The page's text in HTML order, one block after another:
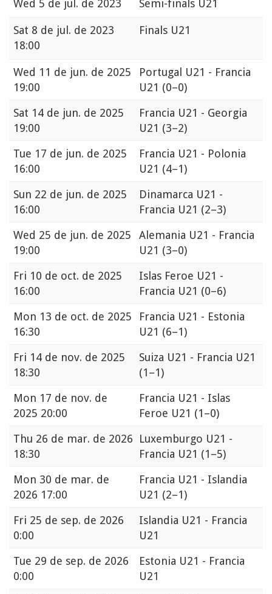
Wed 5 de jul. de 2023 Semi-finals U21
Sat 8 de jul. de 2023
18:00
Finals U21
Wed 11 de jun. de 2025
19:00
Portugal U21 - Francia
U21 (0–0)
Sat 14 de jun. de 2025
19:00
Francia U21 - Georgia
U21 (3–2)
Tue 17 de jun. de 2025
16:00
Francia U21 - Polonia
U21 (4–1)
Sun 22 de jun. de 2025
16:00
Dinamarca U21 -
Francia U21 (2–3)
Wed 25 de jun. de 2025
19:00
Alemania U21 - Francia
U21 (3–0)
Fri 10 de oct. de 2025
16:00
Islas Feroe U21 -
Francia U21 (0–6)
Mon 13 de oct. de 2025
16:30
Francia U21 - Estonia
U21 (6–1)
Fri 14 de nov. de 2025
18:30
Suiza U21 - Francia U21
(1–1)
Mon 17 de nov. de
2025 20:00
Francia U21 - Islas
Feroe U21 (1–0)
Thu 26 de mar. de 2026
18:30
Luxemburgo U21 -
Francia U21 (1–5)
Mon 30 de mar. de
2026 17:00
Francia U21 - Islandia
U21 (2–1)
Fri 25 de sep. de 2026
0:00
Islandia U21 - Francia
U21
Tue 29 de sep. de 2026
0:00
Estonia U21 - Francia
U21